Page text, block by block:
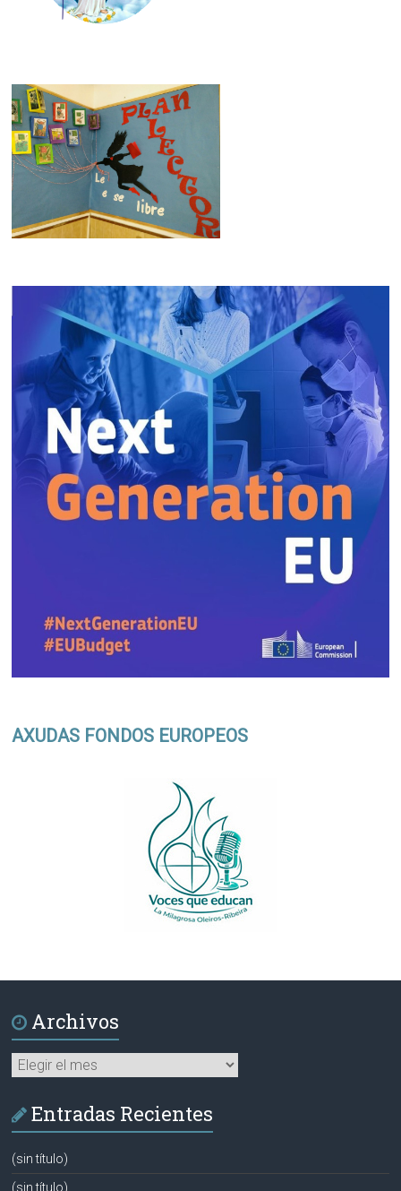
AXUDAS FONDOS EUROPEOS
Archivos
Archivos
Entradas Recientes
(sin título)
(sin título)